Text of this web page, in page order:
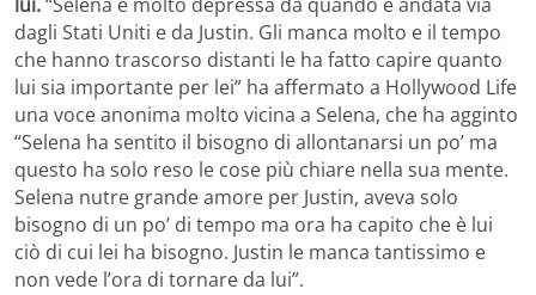
dagli Stati Uniti e da Justin. Gli manca molto e il tempo
che hanno trascorso distanti le ha fatto capire quanto
lui sia importante per lei” ha affermato a Hollywood Life
una voce anonima molto vicina a Selena, che ha agginto
“Selena ha sentito il bisogno di allontanarsi un po’ ma
questo ha solo reso le cose più chiare nella sua mente.
Selena nutre grande amore per Justin, aveva solo
bisogno di un po’ di tempo ma ora ha capito che è lui
ciò di cui lei ha bisogno. Justin le manca tantissimo e
non vede l’ora di tornare da lui”.